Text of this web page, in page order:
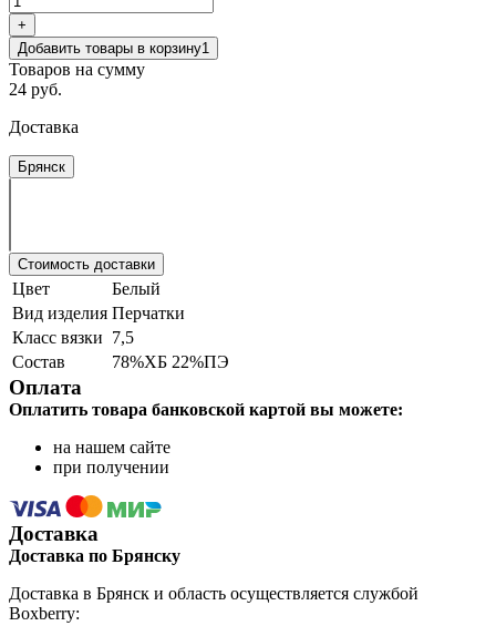
+
Добавить товары в корзину1
Товаров на сумму
24 руб.
Доставка
Брянск
Стоимость доставки
Цвет
Белый
Вид изделия Перчатки
Класс вязки 7,5
Состав
78%ХБ 22%ПЭ
Оплата
Оплатить товара банковской картой вы можете:
на нашем сайте
при получении
Доставка
Доставка по Брянску
Доставка в Брянск и область осуществляется службой
Boxberry: